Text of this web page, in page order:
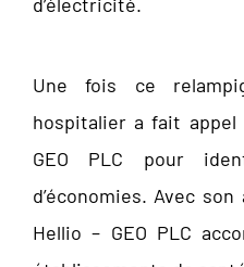
Une fois ce
hospitalier a fait appel
GEO PLC pour
d’économies. Avec
Hellio – GEO PLC